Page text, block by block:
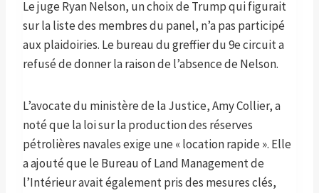
Le juge Ryan Nelson, un choix de Trump qui figurait
sur la liste des membres du panel, n’a pas participé
aux plaidoiries. Le bureau du greffier du 9e circuit a
refusé de donner la raison de l’absence de Nelson.
L’avocate du ministère de la Justice, Amy Collier, a
noté que la loi sur la production des réserves
pétrolières navales exige une « location rapide ». Elle
a ajouté que le Bureau of Land Management de
l’Intérieur avait également pris des mesures clés,